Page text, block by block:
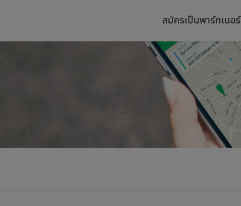
สมัครเป็นพาร์ทเนอร์